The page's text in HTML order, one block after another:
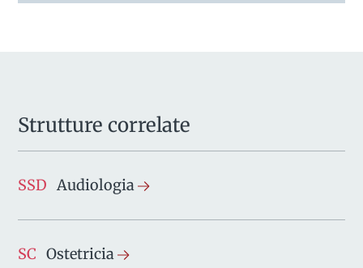
Strutture correlate
SSD Audiologia
SC Ostetricia